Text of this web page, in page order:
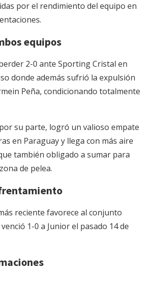
por el rendimiento del equipo en
equipos
2-0 ante Sporting Cristal en
donde además sufrió la expulsión
Peña, condicionando totalmente
su parte, logró un valioso empate
en Paraguay y llega con más aire
también obligado a sumar para
de pelea.
reciente favorece al conjunto
1-0 a Junior el pasado 14 de